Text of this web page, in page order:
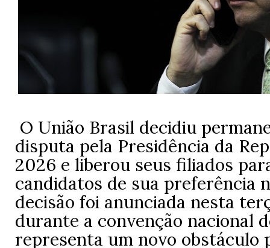
O União Brasil decidiu
disputa pela Presidência da
2026 e liberou seus filiados
candidatos de sua preferência
decisão foi anunciada nesta
durante a convenção nacional
representa um novo obstáculo